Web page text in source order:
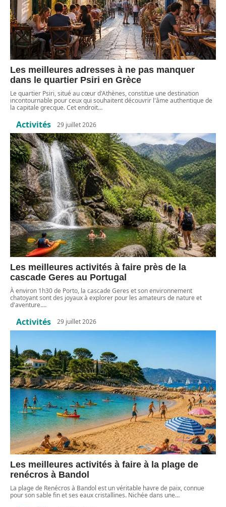
Les meilleures adresses à ne pas manquer
dans le quartier Psiri en Grèce
Le quartier Psiri, situé au cœur d'Athènes, constitue une destination
incontournable pour ceux qui souhaitent découvrir l'âme authentique de
la capitale grecque. Cet endroit…
Activités 29 juillet 2026
Les meilleures activités à faire près de la
cascade Geres au Portugal
À environ 1h30 de Porto, la cascade Geres et son environnement
chatoyant sont des joyaux à explorer pour les amateurs de nature et
d'aventure.…
Activités 29 juillet 2026
Les meilleures activités à faire à la plage de
renécros à Bandol
La plage de Renécros à Bandol est un véritable havre de paix, connue
pour son sable fin et ses eaux cristallines. Nichée dans une…